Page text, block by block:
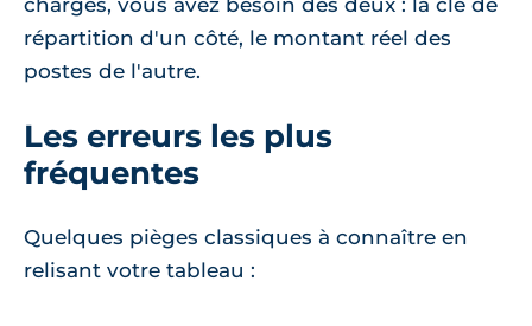
répartition d'un côté, le montant réel des
postes de l'autre.
Les erreurs les plus
fréquentes
Quelques pièges classiques à connaître en
relisant votre tableau :